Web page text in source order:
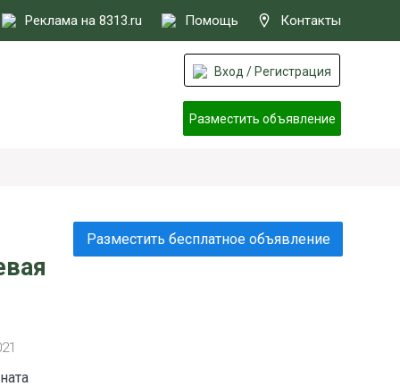
Реклама на 8313.ru Помощь Контакты
Вход / Регистрация
Разместить объявление
Разместить бесплатное объявление